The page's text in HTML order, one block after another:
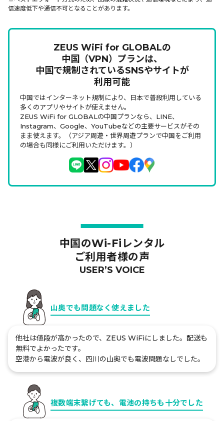
信速度低下や通信不可となることがあります。
ZEUS WiFi for GLOBALの
中国（VPN）プランは、
中国で規制されているSNSやサイトが
利用可能
中国ではインターネット規制により、日本で普段利用している
多くのアプリやサイトが使えません。
ZEUS WiFi for GLOBALの中国プランなら、LINE、
Instagram、Google、YouTubeなどの主要サービスがその
まま使えます。（アジア周遊・世界周遊プランで中国をご利用
の場合も同様にご利用いただけます。）
中国のWi-Fiレンタル
ご利用者様の声
USER’S VOICE
山奥でも問題なく使えました
他社は値段が高かったので、ZEUS WiFiにしました。配送も
無料でよかったです。
空港から電波が良く、四川の山奥でも電波問題なしでした。
複数端末繋げても、電池の持ちも十分でした